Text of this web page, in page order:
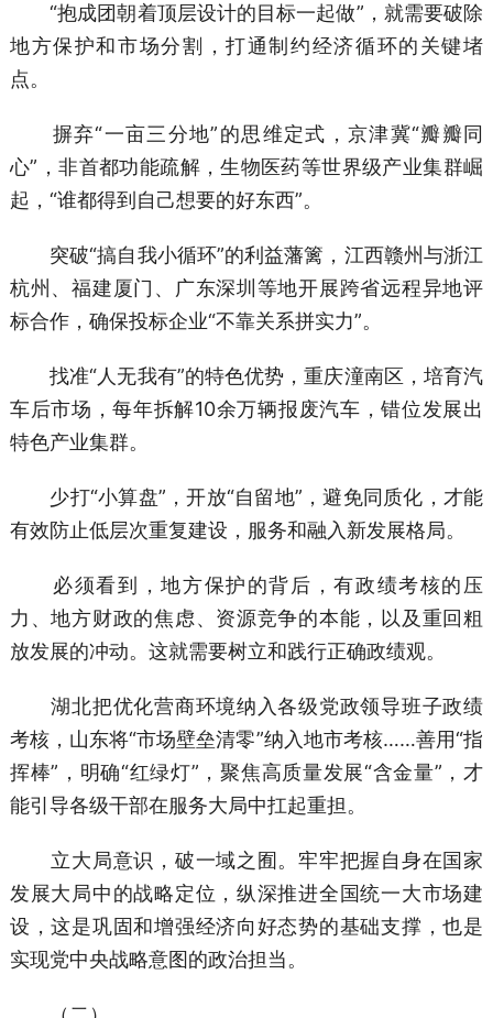
“抱成团朝着顶层设计的目标一起做”，就需要破除
地方保护和市场分割，打通制约经济循环的关键堵
点。
摒弃“一亩三分地”的思维定式，京津冀“瓣瓣同
心”，非首都功能疏解，生物医药等世界级产业集群崛
起，“谁都得到自己想要的好东西”。
突破“搞自我小循环”的利益藩篱，江西赣州与浙江
杭州、福建厦门、广东深圳等地开展跨省远程异地评
标合作，确保投标企业“不靠关系拼实力”。
找准“人无我有”的特色优势，重庆潼南区，培育汽
车后市场，每年拆解10余万辆报废汽车，错位发展出
特色产业集群。
少打“小算盘”，开放“自留地”，避免同质化，才能
有效防止低层次重复建设，服务和融入新发展格局。
必须看到，地方保护的背后，有政绩考核的压
力、地方财政的焦虑、资源竞争的本能，以及重回粗
放发展的冲动。这就需要树立和践行正确政绩观。
湖北把优化营商环境纳入各级党政领导班子政绩
考核，山东将“市场壁垒清零”纳入地市考核……善用“指
挥棒”，明确“红绿灯”，聚焦高质量发展“含金量”，才
能引导各级干部在服务大局中扛起重担。
立大局意识，破一域之囿。牢牢把握自身在国家
发展大局中的战略定位，纵深推进全国统一大市场建
设，这是巩固和增强经济向好态势的基础支撑，也是
实现党中央战略意图的政治担当。